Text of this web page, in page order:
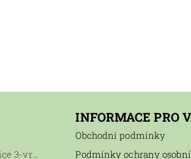
Použitá krabice 3-vrstvá 60x25x24, 100 ks
INFORMACE PRO
Obchodní podmínky
Podmínky ochrany